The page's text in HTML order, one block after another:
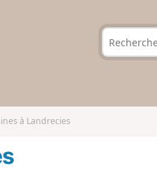
à Landrecies